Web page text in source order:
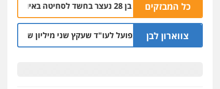
כל המבזקים
נצרת: בן 28 נעצר בחשד לסחיטה באיומים מטלפון שאינו שלו
צווארון לבן
מאסר בפועל לעו"ד שעקץ שני מיליון שקל על דירה